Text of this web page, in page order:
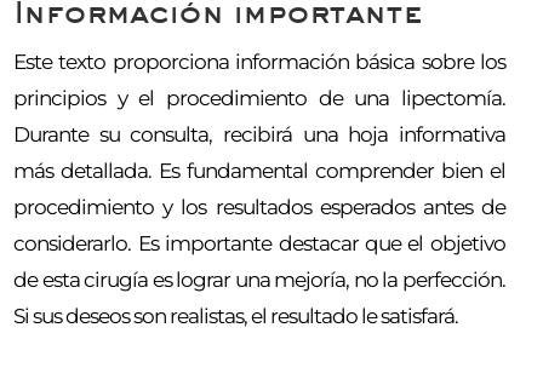
Información importante
Este texto proporciona información básica sobre los
principios y el procedimiento de una lipectomía.
Durante su consulta, recibirá una hoja informativa
más detallada. Es fundamental comprender bien el
procedimiento y los resultados esperados antes de
considerarlo. Es importante destacar que el objetivo
de esta cirugía es lograr una mejoría, no la perfección.
Si sus deseos son realistas, el resultado le satisfará.